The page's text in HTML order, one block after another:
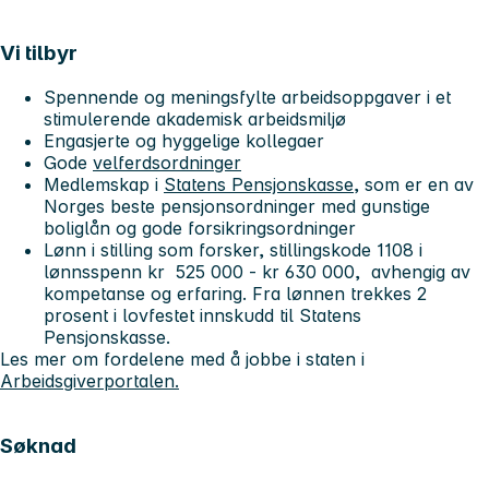
Vi tilbyr
Spennende og meningsfylte arbeidsoppgaver i et
stimulerende akademisk arbeidsmiljø
Engasjerte og hyggelige kollegaer
Gode velferdsordninger
Medlemskap i Statens Pensjonskasse, som er en av
Norges beste pensjonsordninger med gunstige
boliglån og gode forsikringsordninger
Lønn i stilling som forsker, stillingskode 1108 i
lønnsspenn kr 525 000 - kr 630 000, avhengig av
kompetanse og erfaring. Fra lønnen trekkes 2
prosent i lovfestet innskudd til Statens
Pensjonskasse.
Les mer om fordelene med å jobbe i staten i
Arbeidsgiverportalen.
Søknad